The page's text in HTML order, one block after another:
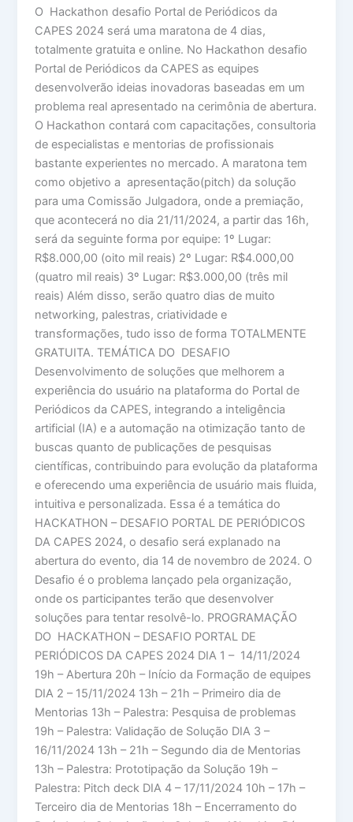
O Hackathon desafio Portal de Periódicos da
CAPES 2024 será uma maratona de 4 dias,
totalmente gratuita e online. No Hackathon desafio
Portal de Periódicos da CAPES as equipes
desenvolverão ideias inovadoras baseadas em um
problema real apresentado na cerimônia de abertura.
O Hackathon contará com capacitações, consultoria
de especialistas e mentorias de profissionais
bastante experientes no mercado. A maratona tem
como objetivo a apresentação(pitch) da solução
para uma Comissão Julgadora, onde a premiação,
que acontecerá no dia 21/11/2024, a partir das 16h,
será da seguinte forma por equipe: 1º Lugar:
R$8.000,00 (oito mil reais) 2º Lugar: R$4.000,00
(quatro mil reais) 3º Lugar: R$3.000,00 (três mil
reais) Além disso, serão quatro dias de muito
networking, palestras, criatividade e
transformações, tudo isso de forma TOTALMENTE
GRATUITA. TEMÁTICA DO DESAFIO
Desenvolvimento de soluções que melhorem a
experiência do usuário na plataforma do Portal de
Periódicos da CAPES, integrando a inteligência
artificial (IA) e a automação na otimização tanto de
buscas quanto de publicações de pesquisas
científicas, contribuindo para evolução da plataforma
e oferecendo uma experiência de usuário mais fluida,
intuitiva e personalizada. Essa é a temática do
HACKATHON – DESAFIO PORTAL DE PERIÓDICOS
DA CAPES 2024, o desafio será explanado na
abertura do evento, dia 14 de novembro de 2024. O
Desafio é o problema lançado pela organização,
onde os participantes terão que desenvolver
soluções para tentar resolvê-lo. PROGRAMAÇÃO
DO HACKATHON – DESAFIO PORTAL DE
PERIÓDICOS DA CAPES 2024 DIA 1 – 14/11/2024
19h – Abertura 20h – Início da Formação de equipes
DIA 2 – 15/11/2024 13h – 21h – Primeiro dia de
Mentorias 13h – Palestra: Pesquisa de problemas
19h – Palestra: Validação de Solução DIA 3 –
16/11/2024 13h – 21h – Segundo dia de Mentorias
13h – Palestra: Prototipação da Solução 19h –
Palestra: Pitch deck DIA 4 – 17/11/2024 10h – 17h –
Terceiro dia de Mentorias 18h – Encerramento do